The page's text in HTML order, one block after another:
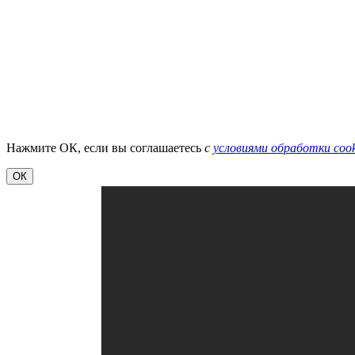
Нажмите ОК, если вы соглашаетесь с условиями обработки
ОК